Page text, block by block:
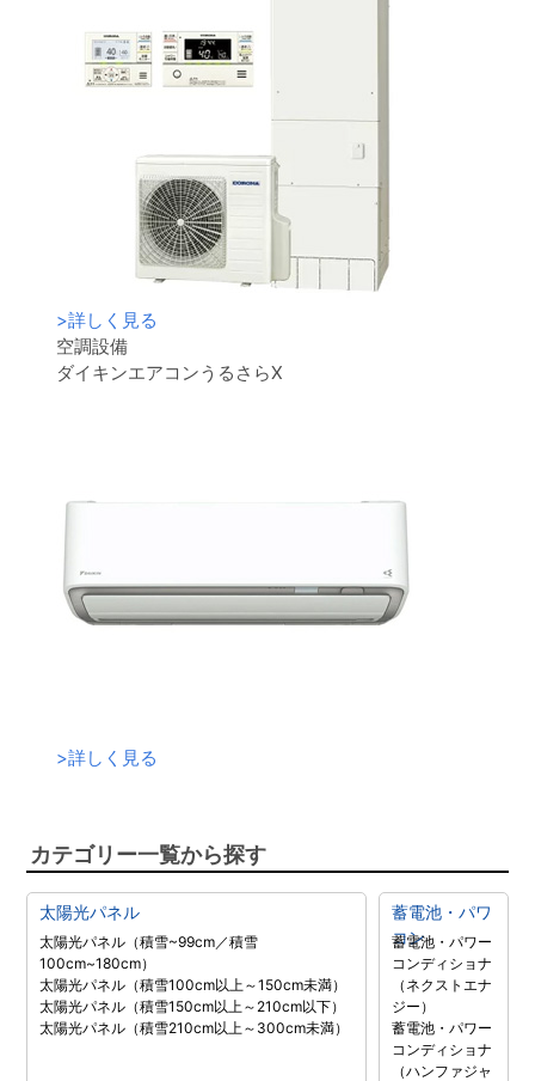
>詳しく見る
空調設備
ダイキンエアコンうるさらX
>詳しく見る
カテゴリー一覧から探す
太陽光パネル
太陽光パネル（積雪~99cm／積雪
100cm~180cm）
太陽光パネル（積雪100cm以上～150cm未満）
太陽光パネル（積雪150cm以上～210cm以下）
太陽光パネル（積雪210cm以上～300cm未満）
蓄電池・パワ
コン
蓄電池・パワー
コンディショナ
（ネクストエナ
ジー）
蓄電池・パワー
コンディショナ
（ハンファジャ